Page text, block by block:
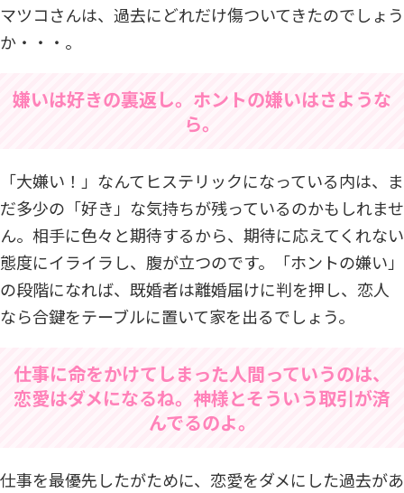
マツコさんは、過去にどれだけ傷ついてきたのでしょう
か・・・。
嫌いは好きの裏返し。ホントの嫌いはさような
ら。
「大嫌い！」なんてヒステリックになっている内は、ま
だ多少の「好き」な気持ちが残っているのかもしれませ
ん。相手に色々と期待するから、期待に応えてくれない
態度にイライラし、腹が立つのです。「ホントの嫌い」
の段階になれば、既婚者は離婚届けに判を押し、恋人
なら合鍵をテーブルに置いて家を出るでしょう。
仕事に命をかけてしまった人間っていうのは、
恋愛はダメになるね。神様とそういう取引が済
んでるのよ。
仕事を最優先したがために、恋愛をダメにした過去があ